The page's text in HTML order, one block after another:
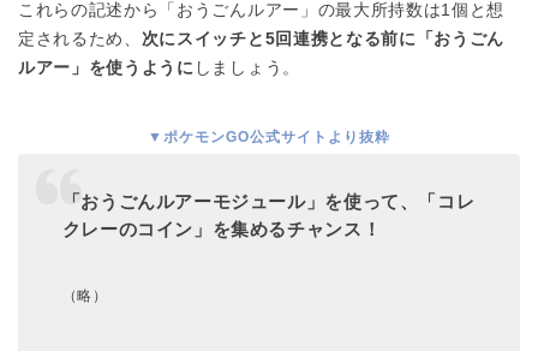
これらの記述から「おうごんルアー」の最大所持数は1個と想
定されるため、 次にスイッチと5回連携となる前に「おうごん
ルアー」を使うように しましょう。
▼ポケモンGO公式サイトより抜粋
「おうごんルアーモジュール」を使って、「コレ
クレーのコイン」を集めるチャンス！
（略）